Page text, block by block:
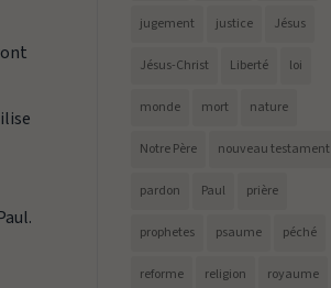
jugement justice Jésus
Jésus-Christ Liberté loi
monde mort nature
Notre Père nouveau testament
pardon Paul prière
prophetes psaume péché
reforme religion royaume